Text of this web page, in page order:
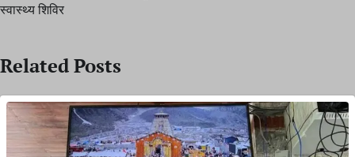
स्वास्थ्य शिविर
Related Posts